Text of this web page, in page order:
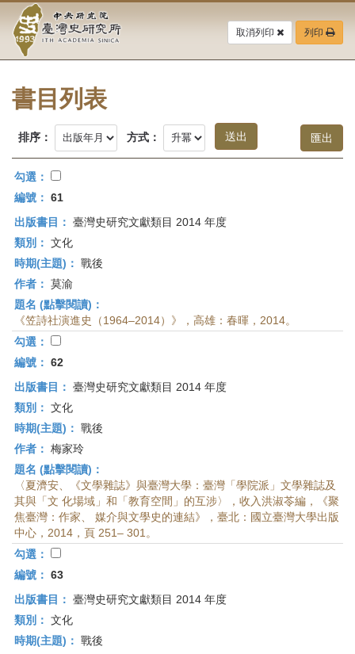
要
中
央
研
究
院-
臺
灣
史
研
究
所-
首
頁
取消列印 列印
書目列表
排序： 方式：
勾選：
編號： 61
出版書目： 臺灣史研究文獻類目 2014 年度
類別： 文化
時期(主題)： 戰後
作者： 莫渝
題名 (點擊閱讀)：
《笠詩社演進史（1964–2014）》，高雄：春暉，2014。
勾選：
編號： 62
出版書目： 臺灣史研究文獻類目 2014 年度
類別： 文化
時期(主題)： 戰後
作者： 梅家玲
題名 (點擊閱讀)：
〈夏濟安、《文學雜誌》與臺灣大學：臺灣「學院派」文學雜誌及
其與「文 化場域」和「教育空間」的互涉〉，收入洪淑苓編，《聚
焦臺灣：作家、 媒介與文學史的連結》，臺北：國立臺灣大學出版
中心，2014，頁 251– 301。
勾選：
編號： 63
出版書目： 臺灣史研究文獻類目 2014 年度
類別： 文化
時期(主題)： 戰後